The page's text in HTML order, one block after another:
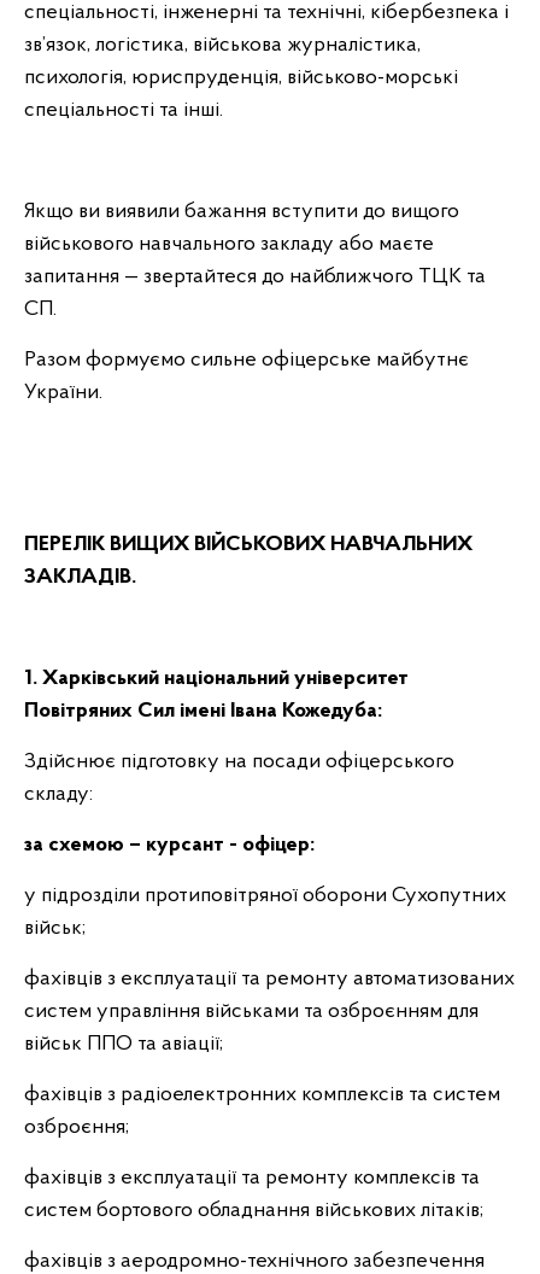
спеціальності, інженерні та технічні, кібербезпека і
зв’язок, логістика, військова журналістика,
психологія, юриспруденція, військово-морські
спеціальності та інші.
Якщо ви виявили бажання вступити до вищого
військового навчального закладу або маєте
запитання — звертайтеся до найближчого ТЦК та
СП.
Разом формуємо сильне офіцерське майбутнє
України.
ПЕРЕЛІК ВИЩИХ ВІЙСЬКОВИХ НАВЧАЛЬНИХ
ЗАКЛАДІВ.
1. Харківський національний університет
Повітряних Сил імені Івана Кожедуба:
Здійснює підготовку на посади офіцерського
складу:
за схемою – курсант - офіцер:
у підрозділи протиповітряної оборони Сухопутних
військ;
фахівців з експлуатації та ремонту автоматизованих
систем управління військами та озброєнням для
військ ППО та авіації;
фахівців з радіоелектронних комплексів та систем
озброєння;
фахівців з експлуатації та ремонту комплексів та
систем бортового обладнання військових літаків;
фахівців з аеродромно-технічного забезпечення